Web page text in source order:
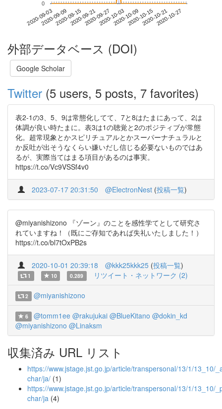
2020-09-032020-09-092020-09-152020-09-212020-09-272020-10-032020-10-092020-10-152020-10-212020-10-27
0
外部データベース (DOI)
Google Scholar
Twitter (5 users, 5 posts, 7 favorites)
表2-1の3、5、9は常態化してて、7と8はたまにあって、2は
体調が良い時たまに。表3は1の聴覚と2のポジティブが常態
化。超常現象とかスピリチュアルとかスーパーナチュラルと
か反吐が出そうなくらい嫌いだし信じる必要ないものではあ
るが、実際当てはまる項目があるのは事実。
https://t.co/Vc9VSSf4v0
2023-07-17 20:31:50 @ElectronNest (投稿一覧)
@miyanishizono 『ゾーン』のことを感性学てとして研究さ
れていますね！（既にご存知であれば失礼いたしました！）
https://t.co/bl7tOxPB2s
2020-10-01 20:39:18 @kkk25kkk25 (投稿一覧)
1 10 0.289 リツイート・ネットワーク (2)
2 @miyanishizono
6 @tomm1ee @rakujukai @BlueKitano @dokin_kd
@miyanishizono @Linaksm
収集済み URL リスト
https://www.jstage.jst.go.jp/article/transpersonal/13/1/13_10/
char/ja/ (1)
https://www.jstage.jst.go.jp/article/transpersonal/13/1/13_10/
char/ja (4)